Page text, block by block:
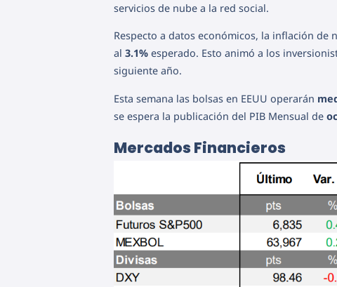
servicios de nube a la red social.
Respecto a datos económicos, la inflación de
al 3.1% esperado. Esto animó a los
siguiente año.
Esta semana las bolsas en EEUU operarán
se espera la publicación del PIB Mensual de
Mercados Financieros